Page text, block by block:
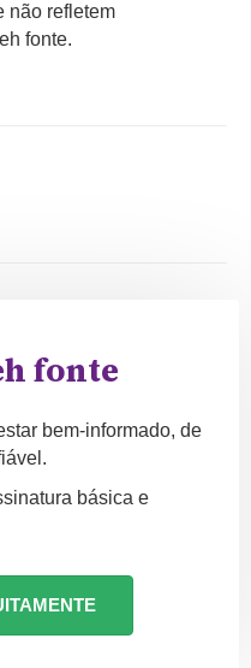
não refletem
fonte.
fonte
bem-informado, de
básica e